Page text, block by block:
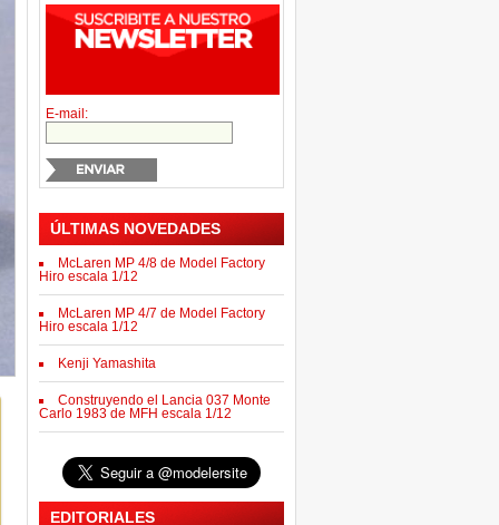
E-mail:
ÚLTIMAS NOVEDADES
McLaren MP 4/8 de Model Factory
Hiro escala 1/12
McLaren MP 4/7 de Model Factory
Hiro escala 1/12
Kenji Yamashita
Construyendo el Lancia 037 Monte
Carlo 1983 de MFH escala 1/12
EDITORIALES